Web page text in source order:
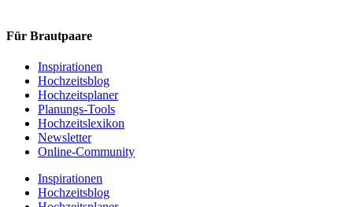
Für Brautpaare
Inspirationen
Hochzeitsblog
Hochzeitsplaner
Planungs-Tools
Hochzeitslexikon
Newsletter
Online-Community
Inspirationen
Hochzeitsblog